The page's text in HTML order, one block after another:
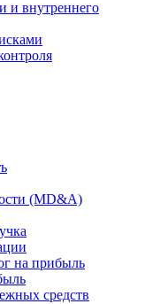
и внутреннего
(MD&A)
на прибыль
средств